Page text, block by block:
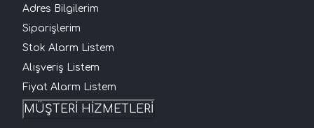
Adres Bilgilerim
Siparişlerim
Stok Alarm Listem
Alışveriş Listem
Fiyat Alarm Listem
MÜŞTERİ HİZMETLERİ